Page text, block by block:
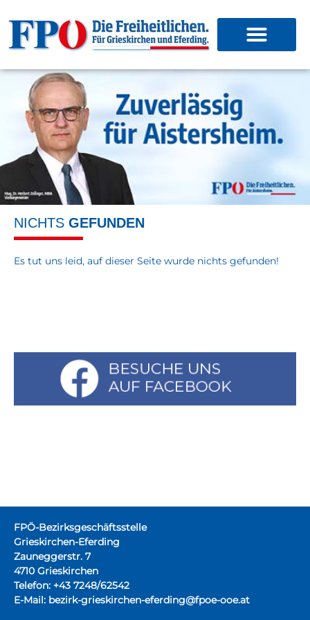
NICHTS GEFUNDEN
Es tut uns leid, auf dieser Seite wurde nichts gefunden!
FPÖ-Bezirksgeschäftsstelle
Grieskirchen-Eferding
Zauneggerstr. 7
4710 Grieskirchen
Telefon: +43 7248/62542
E-Mail: bezirk-grieskirchen-eferding@fpoe-ooe.at